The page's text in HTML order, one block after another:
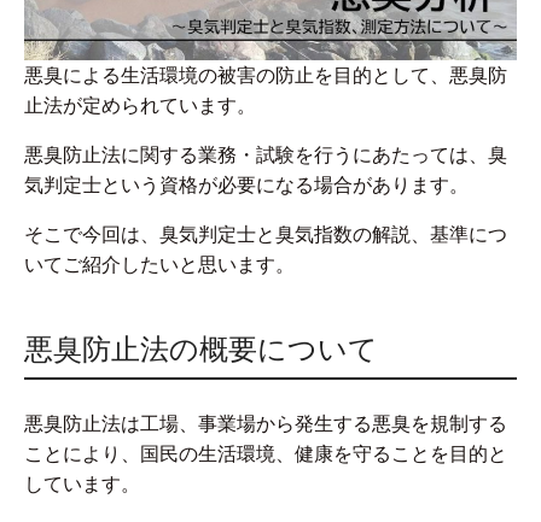
悪臭による生活環境の被害の防止を目的として、悪臭防
止法が定められています。
悪臭防止法に関する業務・試験を行うにあたっては、臭
気判定士という資格が必要になる場合があります。
そこで今回は、臭気判定士と臭気指数の解説、基準につ
いてご紹介したいと思います。
悪臭防止法の概要について
悪臭防止法は工場、事業場から発生する悪臭を規制する
ことにより、国民の生活環境、健康を守ることを目的と
しています。